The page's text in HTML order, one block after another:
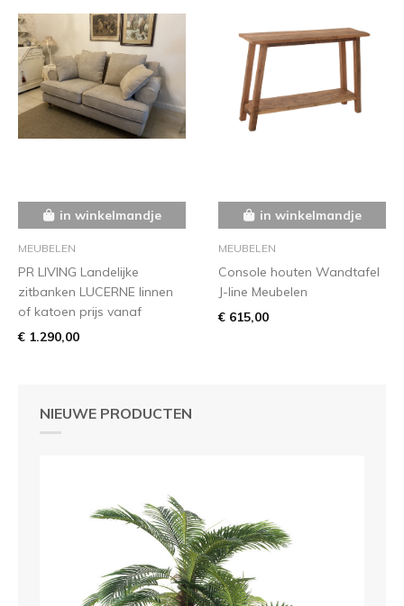
NIEUWE PRODUCTEN
in winkelmandje
MEUBELEN
PR LIVING Landelijke
zitbanken LUCERNE linnen
of katoen prijs vanaf
€ 1.290,00
in winkelmandje
MEUBELEN
Console houten Wandtafel
J-line Meubelen
€ 615,00